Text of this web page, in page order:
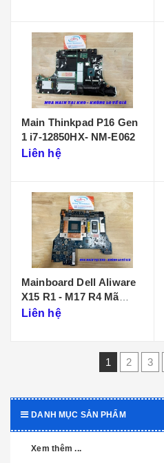
Main Thinkpad P16 Gen
1 i7-12850HX- NM-E062
Liên hệ
Mainboard Dell Aliware
X15 R1 - M17 R4 Mã
Main LA-K471P
Liên hệ
1 2 3
DANH MỤC SẢN PHẨM
Xem thêm ...